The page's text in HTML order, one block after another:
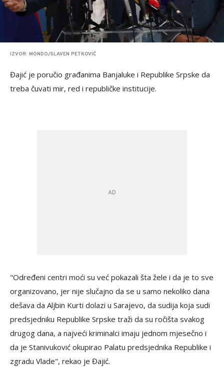
IZVOR: MONDO/SLAVEN PETKOVIĆ
Đajić je poručio građanima Banjaluke i Republike Srpske da
treba čuvati mir, red i republičke institucije.
"Određeni centri moći su već pokazali šta žele i da je to sve
organizovano, jer nije slučajno da se u samo nekoliko dana
dešava da Aljbin Kurti dolazi u Sarajevo, da sudija koja sudi
predsjedniku Republike Srpske traži da su ročišta svakog
drugog dana, a najveći kriminalci imaju jednom mjesečno i
da je Stanivuković okupirao Palatu predsjednika Republike i
zgradu Vlade", rekao je Đajić.